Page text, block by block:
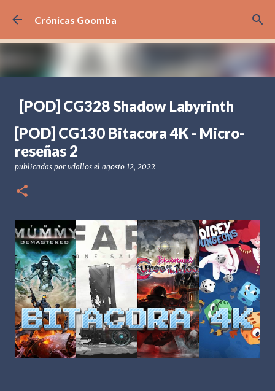
Ir al contenido principal
Crónicas Goomba
[POD] CG328 Shadow Labyrinth
[PS5] PLAYSTATION 5
SHADOW LABYRINTH
[POD] CG130 Bitacora 4K - Micro-
reseñas 2
publicadas por vdallos el agosto 12, 2022